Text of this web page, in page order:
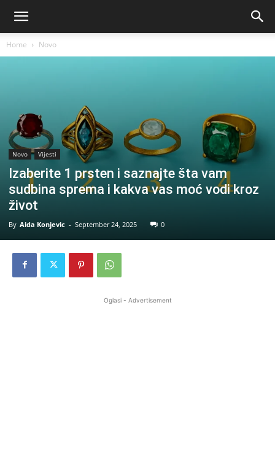
Home Novo
Novo Vijesti
Izaberite 1 prsten i saznajte šta vam
sudbina sprema i kakva vas moć vodi kroz
život
By Aida Konjevic - September 24, 2025 0
Oglasi - Advertisement